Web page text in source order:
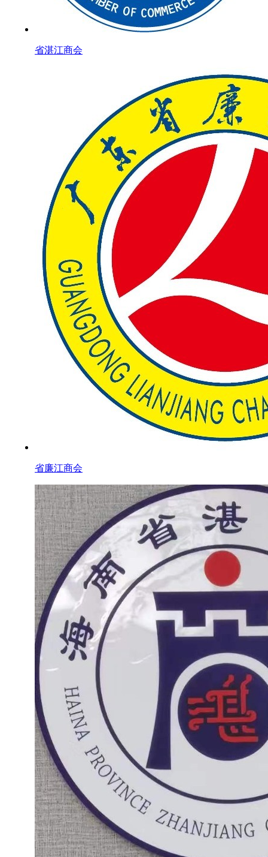
省湛江商会
省廉江商会